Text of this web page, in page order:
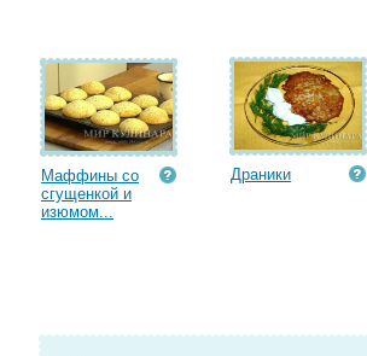
Маффины со
сгущенкой и
изюмом...
Драники